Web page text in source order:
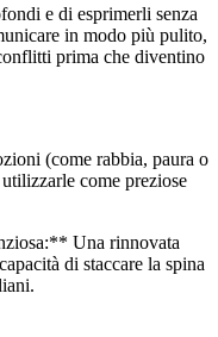
e di esprimerli senza
in modo più pulito,
prima che diventino
(come rabbia, paura o
come preziose
Una rinnovata
di staccare la spina